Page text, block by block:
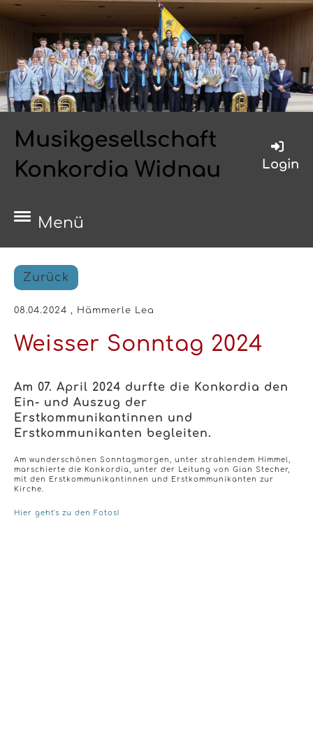
Musikgesellschaft
Konkordia Widnau
Login
Menü
Zurück
08.04.2024 , Hämmerle Lea
Weisser Sonntag 2024
Am 07. April 2024 durfte die Konkordia den
Ein- und Auszug der
Erstkommunikantinnen und
Erstkommunikanten begleiten.
Am wunderschönen Sonntagmorgen, unter strahlendem Himmel,
marschierte die Konkordia, unter der Leitung von Gian Stecher,
mit den Erstkommunikantinnen und Erstkommunikanten zur
Kirche.
Hier geht's zu den Fotos!